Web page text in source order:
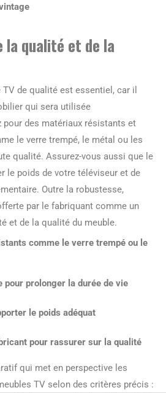
la qualité et de la
de qualité est essentiel, car il
qui sera utilisée
pour des matériaux résistants et
le verre trempé, le métal ou les
qualité. Assurez-vous aussi que le
le poids de votre téléviseur et de
Outre la robustesse,
par le fabriquant comme un
et de la qualité du meuble.
comme le verre trempé ou le
pour prolonger la durée de vie
le poids adéquat
pour rassurer sur la qualité
qui met en perspective les
TV selon des critères précis :